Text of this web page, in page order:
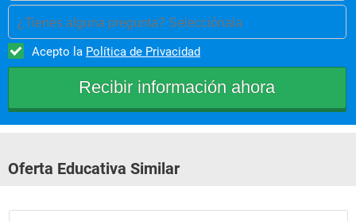
¿Tienes alguna pregunta? Selecciónala
Acepto la Política de Privacidad
Oferta Educativa Similar